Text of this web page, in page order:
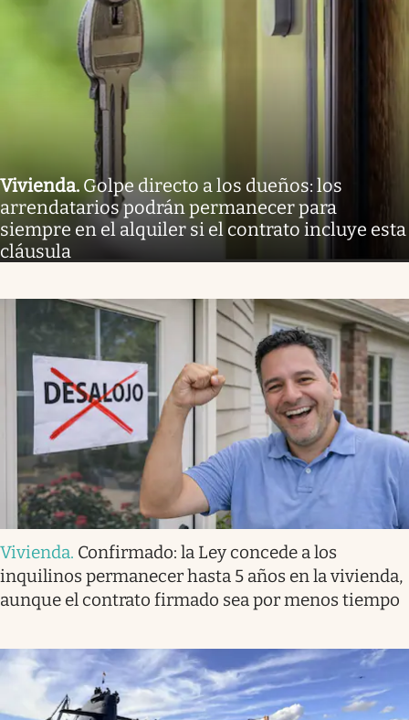
Vivienda. Golpe directo a los dueños: los
arrendatarios podrán permanecer para
siempre en el alquiler si el contrato incluye esta
cláusula
Vivienda. Confirmado: la Ley concede a los
inquilinos permanecer hasta 5 años en la vivienda,
aunque el contrato firmado sea por menos tiempo